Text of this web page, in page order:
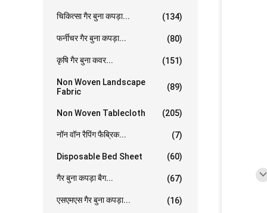
चिकित्सा गैर बुना कपड़ा... (134)
फर्नीचर गैर बुना कपड़ा... (80)
कृषि गैर बुना कवर... (151)
Non Woven Landscape
Fabric
(89)
Non Woven Tablecloth (205)
नॉन वॉन रैपिंग फैब्रिक... (7)
Disposable Bed Sheet (60)
गैर बुना कपड़ा बैग... (67)
एसएमएस गैर बुना कपड़ा... (16)